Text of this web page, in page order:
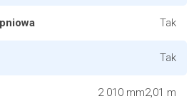
Tak
Tak
2 010 mm2,01 m